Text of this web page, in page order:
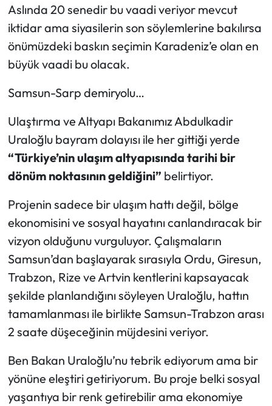
Aslında 20 senedir bu vaadi veriyor mevcut
iktidar ama siyasilerin son söylemlerine bakılırsa
önümüzdeki baskın seçimin Karadeniz’e olan en
büyük vaadi bu olacak.
Samsun-Sarp demiryolu…
Ulaştırma ve Altyapı Bakanımız Abdulkadir
Uraloğlu bayram dolayısı ile her gittiği yerde
“Türkiye’nin ulaşım altyapısında tarihi bir
dönüm noktasının geldiğini” belirtiyor.
Projenin sadece bir ulaşım hattı değil, bölge
ekonomisini ve sosyal hayatını canlandıracak bir
vizyon olduğunu vurguluyor. Çalışmaların
Samsun’dan başlayarak sırasıyla Ordu, Giresun,
Trabzon, Rize ve Artvin kentlerini kapsayacak
şekilde planlandığını söyleyen Uraloğlu, hattın
tamamlanması ile birlikte Samsun-Trabzon arası
2 saate düşeceğinin müjdesini veriyor.
Ben Bakan Uraloğlu’nu tebrik ediyorum ama bir
yönüne eleştiri getiriyorum. Bu proje belki sosyal
yaşantıya bir renk getirebilir ama ekonomiye